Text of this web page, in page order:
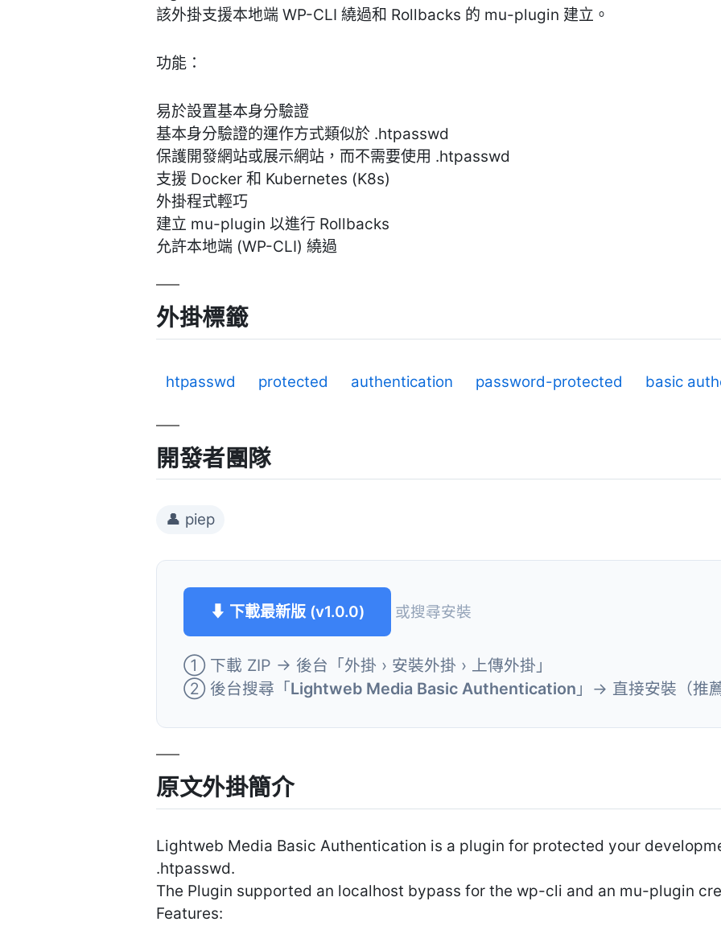
該外掛支援本地端 WP-CLI 繞過和 Rollbacks 的 mu-plugin 建立。
功能：
易於設置基本身分驗證
基本身分驗證的運作方式類似於 .htpasswd
保護開發網站或展示網站，而不需要使用 .htpasswd
支援 Docker 和 Kubernetes (K8s)
外掛程式輕巧
建立 mu-plugin 以進行 Rollbacks
允許本地端 (WP-CLI) 繞過
外掛標籤
htpasswd protected authentication password-protected basic
開發者團隊
👤 piep
⬇ 下載最新版 (v1.0.0) 或搜尋安裝
① 下載 ZIP → 後台「外掛 › 安裝外掛 › 上傳外掛」
② 後台搜尋「Lightweb Media Basic Authentication 」→ 直接安裝（推
原文外掛簡介
Lightweb Media Basic Authentication is a plugin for protected your
.htpasswd.
The Plugin supported an localhost bypass for the wp-cli and an mu-plugin
Features: